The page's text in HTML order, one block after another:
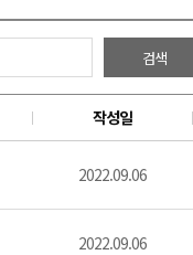
검색
작성일
2022.09.06
2022.09.06